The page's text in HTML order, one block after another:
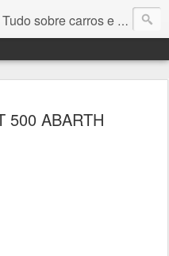
Tudo sobre carros e motores
500 ABARTH